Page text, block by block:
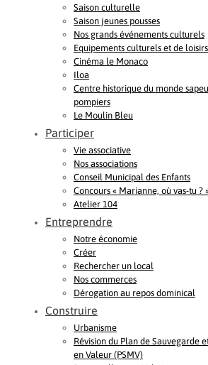
Saison culturelle
Saison jeunes pousses
Nos grands événements culturels
Equipements culturels et de loisirs
Cinéma le Monaco
Iloa
Centre historique du monde
pompiers
Le Moulin Bleu
Participer
Vie associative
Nos associations
Conseil Municipal des Enfants
Concours « Marianne, où vas-tu ?
Atelier 104
Entreprendre
Notre économie
Créer
Rechercher un local
Nos commerces
Dérogation au repos dominical
Construire
Urbanisme
Révision du Plan de Sauvegarde
en Valeur (PSMV)